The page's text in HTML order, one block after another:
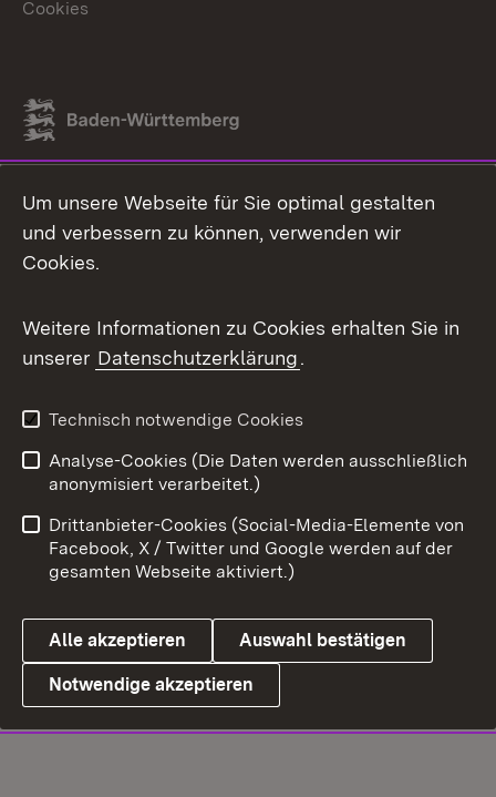
Link zum Landesportal
Cookies
Um unsere Webseite für Sie optimal gestalten
und verbessern zu können, verwenden wir
Cookies.
Weitere Informationen zu Cookies erhalten Sie in
unserer Datenschutzerklärung.
Technisch notwendige Cookies
Analyse-Cookies (Die Daten werden ausschließlich
anonymisiert verarbeitet.)
Drittanbieter-Cookies (Social-Media-Elemente von
Facebook, X / Twitter und Google werden auf der
gesamten Webseite aktiviert.)
Alle akzeptieren Auswahl bestätigen
Notwendige akzeptieren